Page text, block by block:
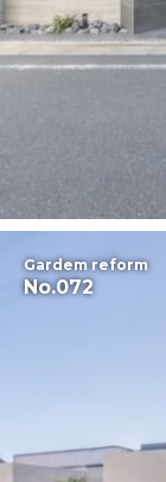
Gardem reform
No.072